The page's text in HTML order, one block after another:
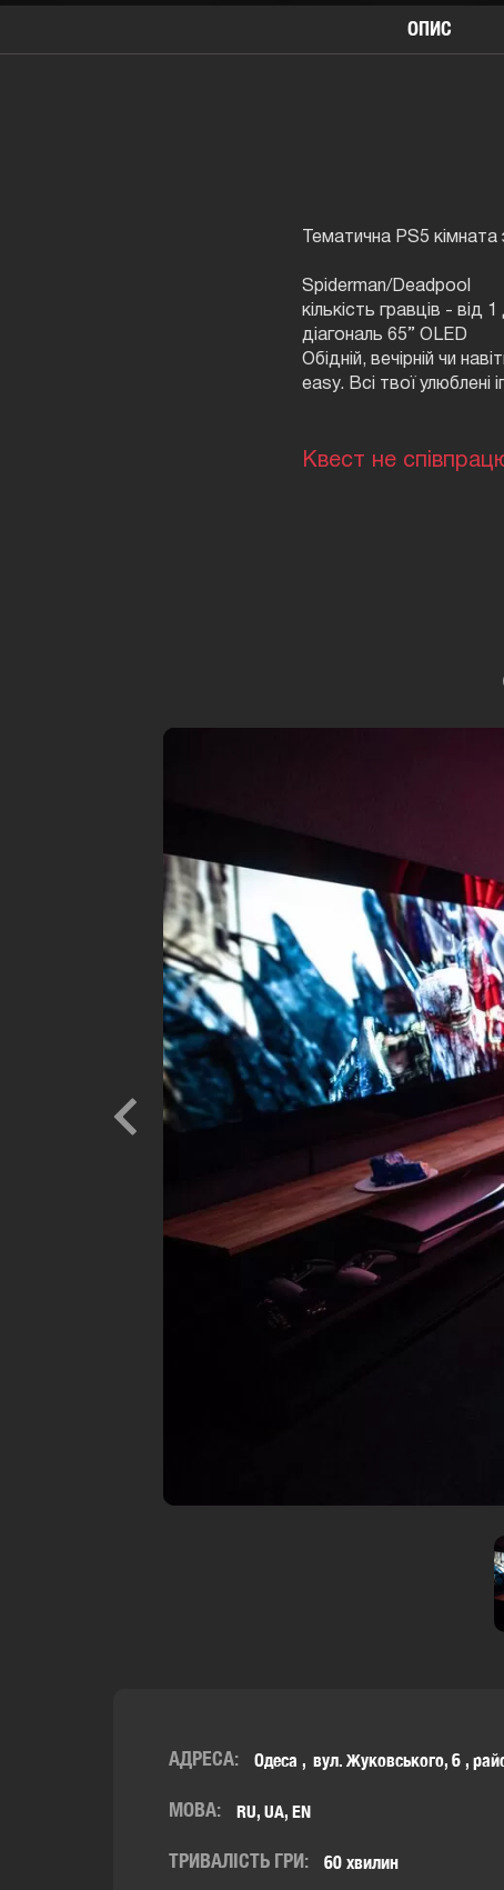
ОПИС
Тематична PS5
Spiderman/Deadpool
кількість гравців - від
діагональ 65” OLED
Обідній, вечірній чи
easy. Всі твої улюблені
Квест не
Previous
АДРЕСА: Одеса вул. Жуковського, 6 ,
МОВА: RU, UA, EN
ТРИВАЛІСТЬ ГРИ: 60 хвилин